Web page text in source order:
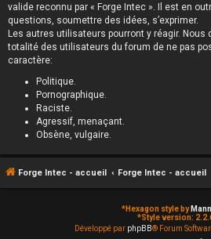
valide reconnu par « Forge Intec ». Il est en
questions, soumettre des idées, s’exprimer.
Les autres utilisateurs pourront y réagir.
totalité des utilisateurs du forum de ne pas
caractère:
Politique.
Pornographique.
Raciste.
Agressif, menaçant.
Obsène, vulgaire.
Forge Intec - accueil Forge Intec - accueil
*Hexagon style by
*Style version:
Développé par phpBB® Forum